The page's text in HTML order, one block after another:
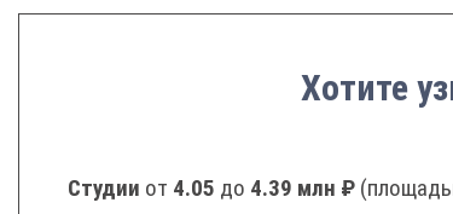
Хотите
Студии от 4.05 до 4.39 млн ₽